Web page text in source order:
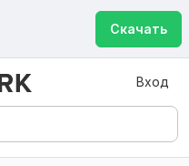
Скачать
Вход